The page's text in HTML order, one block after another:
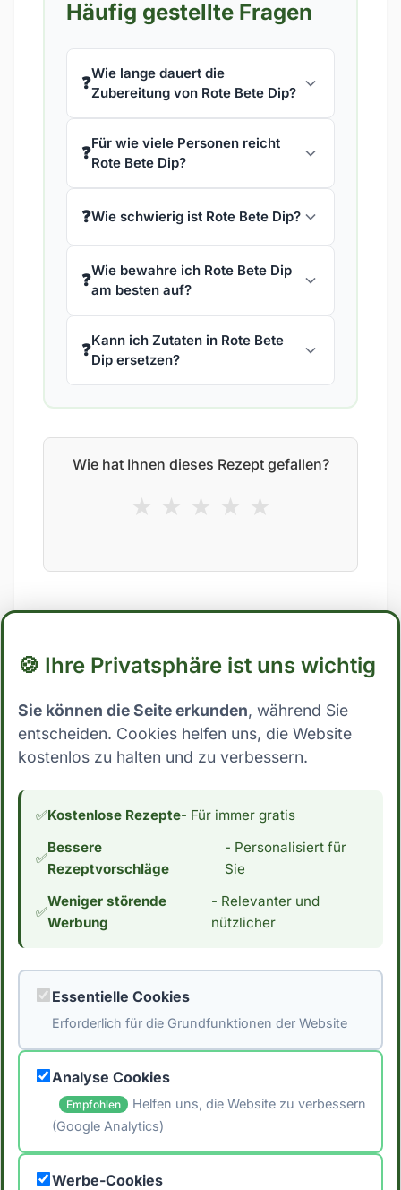
Häufig gestellte Fragen
❓
Wie lange dauert die
Zubereitung von Rote Bete Dip?
❓
Für wie viele Personen reicht
Rote Bete Dip?
❓Wie schwierig ist Rote Bete Dip?
❓
Wie bewahre ich Rote Bete Dip
am besten auf?
❓
Kann ich Zutaten in Rote Bete
Dip ersetzen?
Wie hat Ihnen dieses Rezept gefallen?
★ ★ ★ ★ ★
Das könnte dir auch gefallen
Porridge-Toppings
Limoncello –
Genuss ohne
Promille
Apfelmuffins ohne
Mousse
🖨️ Artikel drucken
🍪 Ihre Privatsphäre ist uns wichtig
Sie können die Seite erkunden, während Sie
entscheiden. Cookies helfen uns, die Website
kostenlos zu halten und zu verbessern.
✅Kostenlose Rezepte- Für immer gratis
✅
Bessere
Rezeptvorschläge
- Personalisiert für
Sie
✅
Weniger störende
Werbung
- Relevanter und
nützlicher
Essentielle Cookies
Erforderlich für die Grundfunktionen der Website
Analyse Cookies
Empfohlen
Helfen uns, die Website zu verbessern
(Google Analytics)
Werbe-Cookies